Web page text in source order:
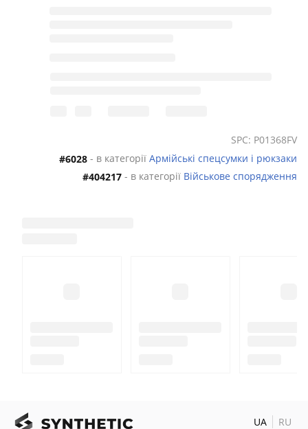
SPC: P01368FV
#6028 - в категорії Армійські спецсумки і рюкзаки
#404217 - в категорії Військове спорядження
UA RU